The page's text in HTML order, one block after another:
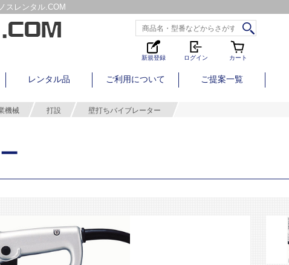
スレンタル.COM
新規登録 ログイン カート
レンタル品 ご利用について ご提案一覧
機械 打設 壁打ちバイブレーター